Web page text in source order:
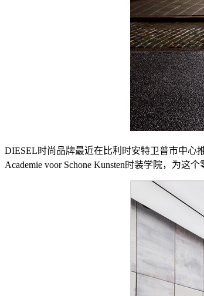
DIESEL时尚品牌最近在比利时安特卫普市中心
Academie voor Schone Kunsten时装学院，为这